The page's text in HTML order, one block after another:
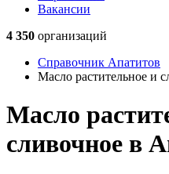
Вакансии
4 350 организаций
Справочник Апатитов
Масло растительное и
Масло
сливочное в